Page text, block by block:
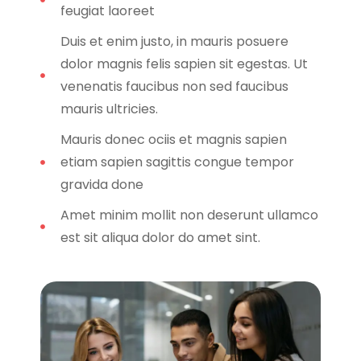
feugiat laoreet
Duis et enim justo, in mauris posuere
dolor magnis felis sapien sit egestas. Ut
venenatis faucibus non sed faucibus
mauris ultricies.
Mauris donec ociis et magnis sapien
etiam sapien sagittis congue tempor
gravida done
Amet minim mollit non deserunt ullamco
est sit aliqua dolor do amet sint.